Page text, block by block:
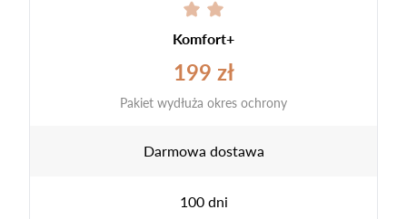
Komfort+
199 zł
Pakiet wydłuża okres ochrony
Darmowa dostawa
100 dni